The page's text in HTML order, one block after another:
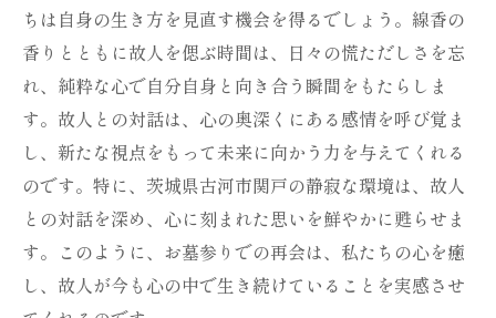
未来への指針となる過去の教訓
お墓参りを通じた自己反省の場
ちは自身の生き方を見直す機会を得るでしょう。線香の
香りとともに故人を偲ぶ時間は、日々の慌ただしさを忘
れ、純粋な心で自分自身と向き合う瞬間をもたらしま
す。故人との対話は、心の奥深くにある感情を呼び覚ま
し、新たな視点をもって未来に向かう力を与えてくれる
のです。特に、茨城県古河市関戸の静寂な環境は、故人
との対話を深め、心に刻まれた思いを鮮やかに甦らせま
す。このように、お墓参りでの再会は、私たちの心を癒
し、故人が今も心の中で生き続けていることを実感させ